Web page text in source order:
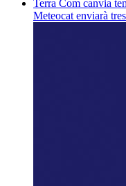
Terra Com canvia
Meteocat enviarà